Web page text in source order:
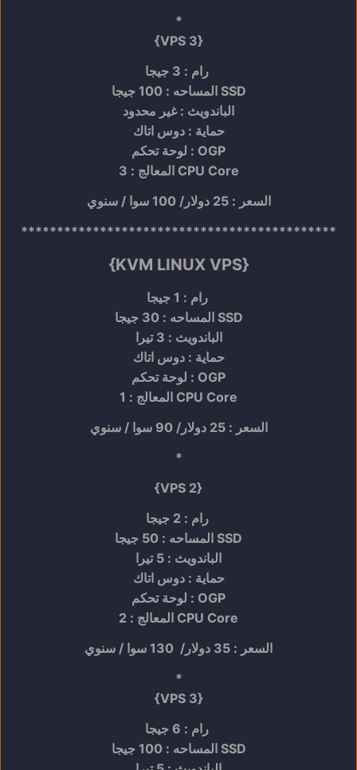
*
{VPS 3}
المساحه : 100 جيجا SSD
الباندويث : غير محدود
حماية : دوس اتاك
لوحة تحكم : OGP
المعالج : 3 CPU Core
السعر : 25 دولار/ 100 سوا / سنوي
********************************************
{KVM LINUX VPS}
رام : 1 جيجا
المساحه : 30 جيجا SSD
الباندويث : 3 تيرا
حماية : دوس اتاك
لوحة تحكم : OGP
المعالج : 1 CPU Core
السعر : 25 دولار/ 90 سوا / سنوي
*
{VPS 2}
رام : 2 جيجا
المساحه : 50 جيجا SSD
الباندويث : 5 تيرا
حماية : دوس اتاك
لوحة تحكم : OGP
المعالج : 2 CPU Core
السعر : 35 دولار/ 130 سوا / سنوي
*
{VPS 3}
المساحه : 100 جيجا SSD